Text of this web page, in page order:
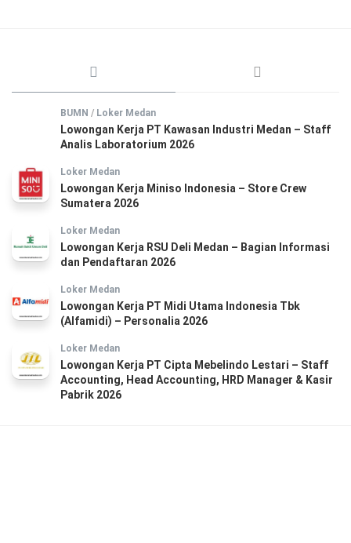
BUMN / Loker Medan
Lowongan Kerja PT Kawasan Industri Medan – Staff
Analis Laboratorium 2026
Loker Medan
Lowongan Kerja Miniso Indonesia – Store Crew
Sumatera 2026
Loker Medan
Lowongan Kerja RSU Deli Medan – Bagian Informasi
dan Pendaftaran 2026
Loker Medan
Lowongan Kerja PT Midi Utama Indonesia Tbk
(Alfamidi) – Personalia 2026
Loker Medan
Lowongan Kerja PT Cipta Mebelindo Lestari – Staff
Accounting, Head Accounting, HRD Manager & Kasir
Pabrik 2026